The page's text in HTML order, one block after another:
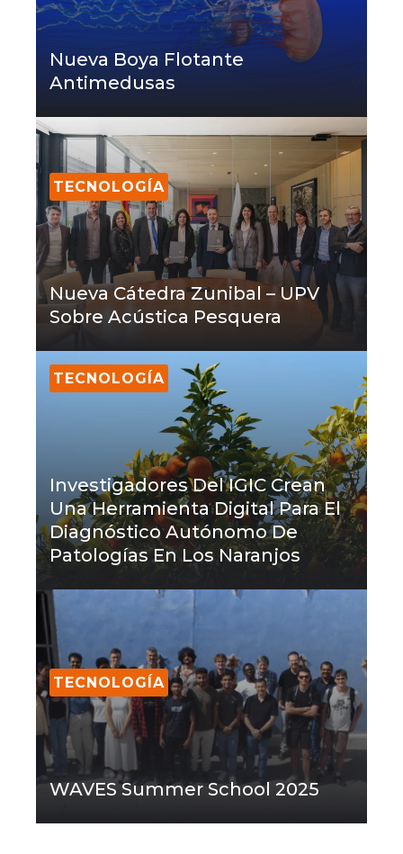
Nueva Boya Flotante
Antimedusas
TECNOLOGÍA
Nueva Cátedra Zunibal – UPV
Sobre Acústica Pesquera
TECNOLOGÍA
Investigadores Del IGIC Crean
Una Herramienta Digital Para El
Diagnóstico Autónomo De
Patologías En Los Naranjos
TECNOLOGÍA
WAVES Summer School 2025